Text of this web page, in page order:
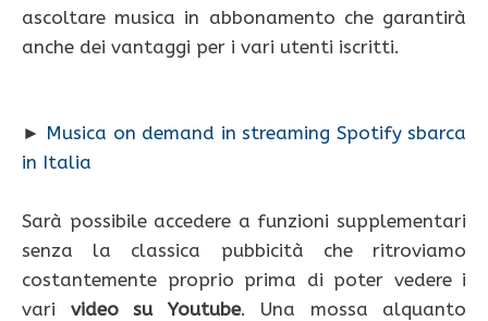
ascoltare musica in abbonamento che garantirà
anche dei vantaggi per i vari utenti iscritti.
► Musica on demand in streaming Spotify sbarca
in Italia
Sarà possibile accedere a funzioni supplementari
senza la classica pubbicità che ritroviamo
costantemente proprio prima di poter vedere i
vari video su Youtube. Una mossa alquanto